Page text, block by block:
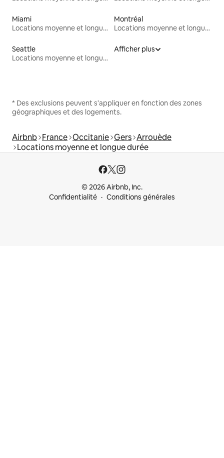
Miami
Locations moyenne et longue durée
Montréal
Locations moyenne et longue durée
Seattle
Locations moyenne et longue durée
Afficher plus
* Des exclusions peuvent s'appliquer en fonction des zones
géographiques et des logements.
Airbnb France Occitanie Gers Arrouède
Locations moyenne et longue durée
© 2026 Airbnb, Inc.
Confidentialité
Conditions générales